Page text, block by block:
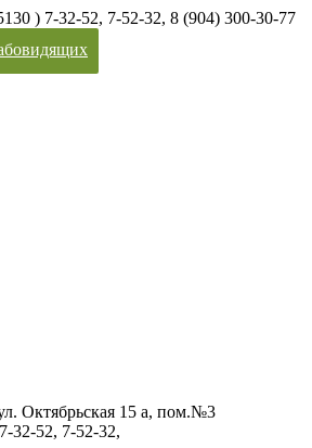
) 7-32-52, 7-52-32, 8 (904) 300-30-77
Октябрьская 15 а, пом.№3
32-52, 7-52-32,